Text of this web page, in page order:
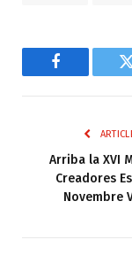
Facebook
Arriba la XVI
Creadores
Novembre